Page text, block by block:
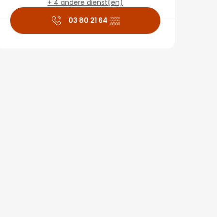
+ 4 andere dienst(en)
03 80 21 64 ▒▒